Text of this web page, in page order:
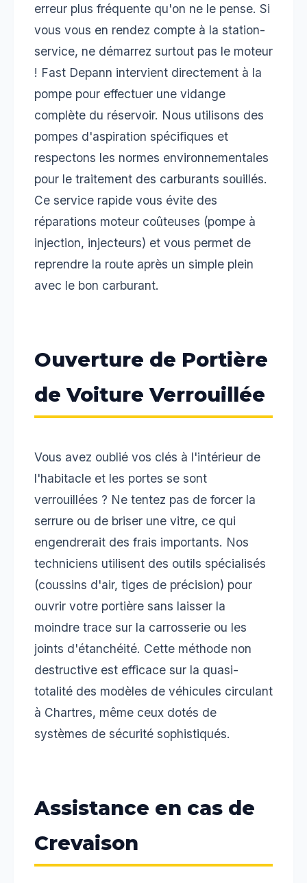
erreur plus fréquente qu'on ne le pense. Si
vous vous en rendez compte à la station-
service, ne démarrez surtout pas le moteur
! Fast Depann intervient directement à la
pompe pour effectuer une vidange
complète du réservoir. Nous utilisons des
pompes d'aspiration spécifiques et
respectons les normes environnementales
pour le traitement des carburants souillés.
Ce service rapide vous évite des
réparations moteur coûteuses (pompe à
injection, injecteurs) et vous permet de
reprendre la route après un simple plein
avec le bon carburant.
Ouverture de Portière
de Voiture Verrouillée
Vous avez oublié vos clés à l'intérieur de
l'habitacle et les portes se sont
verrouillées ? Ne tentez pas de forcer la
serrure ou de briser une vitre, ce qui
engendrerait des frais importants. Nos
techniciens utilisent des outils spécialisés
(coussins d'air, tiges de précision) pour
ouvrir votre portière sans laisser la
moindre trace sur la carrosserie ou les
joints d'étanchéité. Cette méthode non
destructive est efficace sur la quasi-
totalité des modèles de véhicules circulant
à Chartres, même ceux dotés de
systèmes de sécurité sophistiqués.
Assistance en cas de
Crevaison